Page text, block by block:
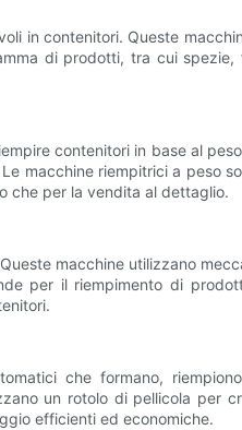
in contenitori. Queste
di prodotti, tra cui
contenitori in base al
macchine riempitrici a peso
che per la vendita al dettaglio.
macchine utilizzano
per il riempimento di
che formano,
un rotolo di pellicola per
efficienti ed economiche.